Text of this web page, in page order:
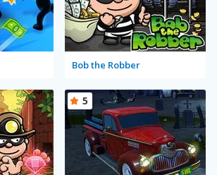
Bob the Robber
5